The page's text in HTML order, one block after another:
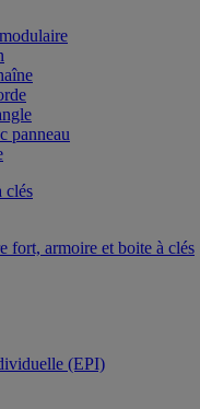
panneau
clés
fort, armoire et boite à clés
(EPI)